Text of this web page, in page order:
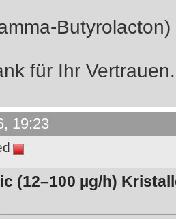
Butyrolacton)
für Ihr Vertrauen.
19:23
(12–100 µg/h)